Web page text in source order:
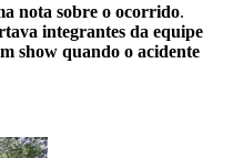
nota sobre o ocorrido.
integrantes da equipe
show quando o acidente